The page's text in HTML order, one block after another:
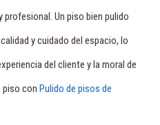
profesional. Un piso bien pulido
y cuidado del espacio, lo
del cliente y la moral de
piso con Pulido de pisos de